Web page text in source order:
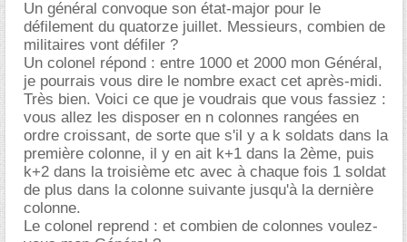
Un général convoque son état-major pour le
défilement du quatorze juillet. Messieurs, combien de
militaires vont défiler ?
Un colonel répond : entre 1000 et 2000 mon Général,
je pourrais vous dire le nombre exact cet après-midi.
Très bien. Voici ce que je voudrais que vous fassiez :
vous allez les disposer en n colonnes rangées en
ordre croissant, de sorte que s'il y a k soldats dans la
première colonne, il y en ait k+1 dans la 2ème, puis
k+2 dans la troisième etc avec à chaque fois 1 soldat
de plus dans la colonne suivante jusqu'à la dernière
colonne.
Le colonel reprend : et combien de colonnes voulez-